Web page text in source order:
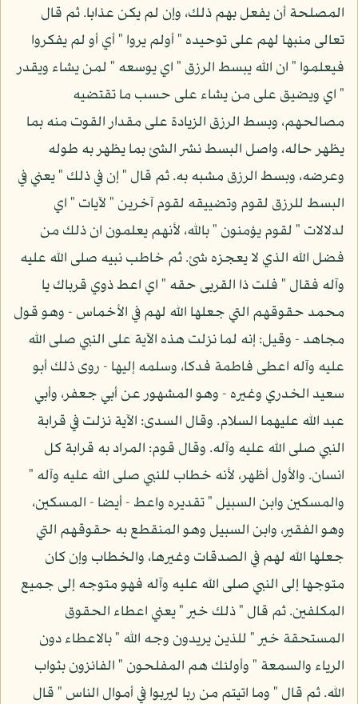
المصلحة أن يفعل بهم ذلك، وإن لم يكن عذابا. ثم قال
تعالى منبها لهم على توحيده " أولم يروا " أي أو لم يفكروا
فيعلموا " ان الله يبسط الرزق " اي يوسعه " لمن يشاء ويقدر
" اي ويضيق على من يشاء على حسب ما تقتضيه
مصالحهم، وبسط الرزق الزيادة على مقدار القوت منه بما
يظهر حاله، واصل البسط نشر الشئ بما يظهر به طوله
وعرضه، وبسط الرزق مشبه به. ثم قال " إن في ذلك " يعني في
البسط للرزق لقوم وتضييقه لقوم آخرين " لآيات " اي
لدلالات " لقوم يؤمنون " بالله، لأنهم يعلمون ان ذلك من
فضل الله الذي لا يعجزه شئ. ثم خاطب نبيه صلى الله عليه
وآله فقال " فلت ذا القربى حقه " اي اعط ذوي قرباك يا
محمد حقوقهم التي جعلها الله لهم في الأخماس - وهو قول
مجاهد - وقيل: إنه لما نزلت هذه الآية على النبي صلى الله
عليه وآله اعطى فاطمة فدكا، وسلمه إليها - روى ذلك أبو
سعيد الخدري وغيره - وهو المشهور عن أبي جعفر، وأبي
عبد الله عليهما السلام. وقال السدى: الآية نزلت في قرابة
النبي صلى الله عليه وآله. وقال قوم: المراد به قرابة كل
انسان. والأول أظهر، لأنه خطاب للنبي صلى الله عليه وآله "
والمسكين وابن السبيل " تقديره واعط - أيضا - المسكين،
وهو الفقير، وابن السبيل وهو المنقطع به حقوقهم التي
جعلها الله لهم في الصدقات وغيرها، والخطاب وإن كان
متوجها إلى النبي صلى الله عليه وآله فهو متوجه إلى جميع
المكلفين. ثم قال " ذلك خير " يعني اعطاء الحقوق
المستحقة خير " للذين يريدون وجه الله " بالاعطاء دون
الرياء والسمعة " وأولئك هم المفلحون " الفائزون بثواب
الله. ثم قال " وما اتيتم من ربا ليربوا في أموال الناس " قال